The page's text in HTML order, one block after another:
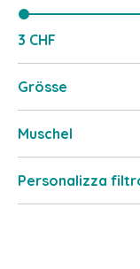
3 CHF
Grösse
klein
Muschel
Calcit
Personalizza